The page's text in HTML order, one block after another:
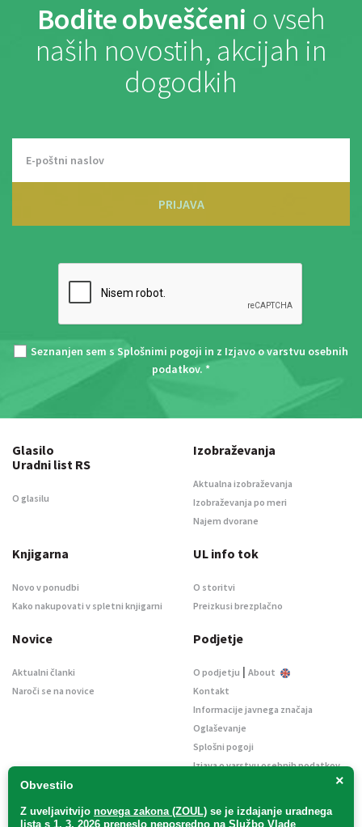
Bodite obveščeni o vseh
naših novostih, akcijah in
dogodkih
PRIJAVA
Seznanjen sem s Splošnimi pogoji in z Izjavo o varstvu osebnih
podatkov. *
×
Obvestilo
Z uveljavitvijo novega zakona (ZOUL) se je izdajanje uradnega
lista s 1. 3. 2026 preneslo neposredno na Službo Vlade
Glasilo
Uradni list RS
O glasilu
Izobraževanja
Aktualna izobraževanja
Izobraževanja po meri
Najem dvorane
Knjigarna
Novo v ponudbi
Kako nakupovati v spletni knjigarni
UL info tok
O storitvi
Preizkusi brezplačno
Novice
Aktualni članki
Naroči se na novice
Podjetje
O podjetju | About
Kontakt
Informacije javnega značaja
Oglaševanje
Splošni pogoji
Izjava o varstvu osebnih podatkov